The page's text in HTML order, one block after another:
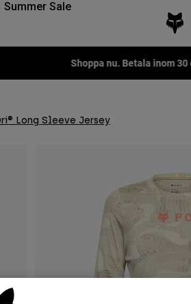
Summer Sale
Shoppa nu. Betala inom
Long Sleeve Jersey